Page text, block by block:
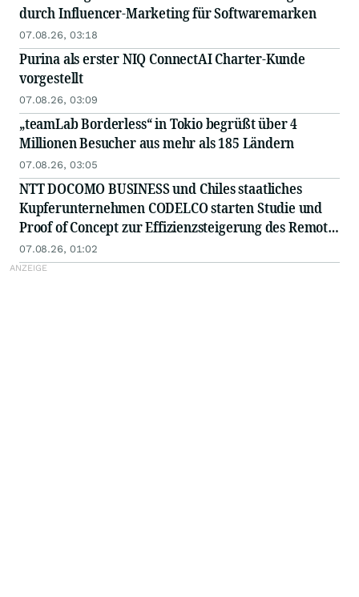
Blockchain ausgezeichnet
durch Influencer-Marketing für Softwaremarken
07.08.26, 03:18
Purina als erster NIQ ConnectAI Charter-Kunde
vorgestellt
07.08.26, 03:09
„teamLab Borderless“ in Tokio begrüßt über 4
Millionen Besucher aus mehr als 185 Ländern
07.08.26, 03:05
NTT DOCOMO BUSINESS und Chiles staatliches
Kupferunternehmen CODELCO starten Studie und
Proof of Concept zur Effizienzsteigerung des Remote-
Betriebs von Kupferminen mittels IOWN APN
07.08.26, 01:02